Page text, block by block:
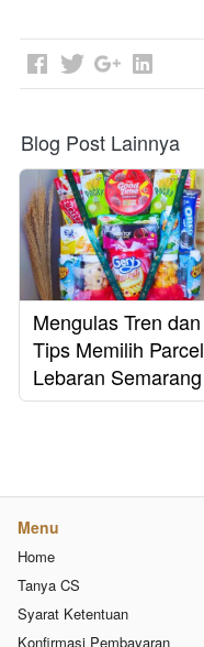
Blog Post Lainnya
Mengulas Tren dan
Tips Memilih Parcel
Lebaran Semarang
Menu
Home
Tanya CS
Syarat Ketentuan
Konfirmasi Pembayaran